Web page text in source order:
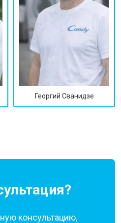
Георгий Сванидзе
консультацию,